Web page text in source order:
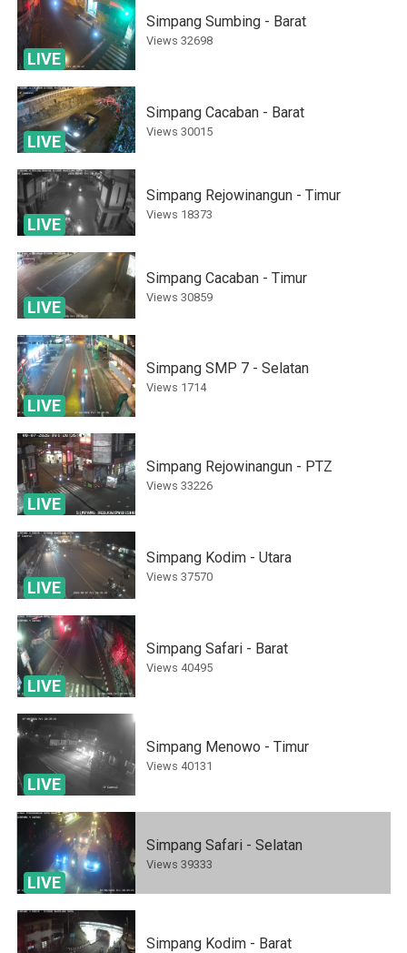
LIVE
Simpang Sumbing - Barat
Views 32698
LIVE
Simpang Cacaban - Barat
Views 30015
LIVE
Simpang Rejowinangun - Timur
Views 18373
LIVE
Simpang Cacaban - Timur
Views 30859
LIVE
Simpang SMP 7 - Selatan
Views 1714
LIVE
Simpang Rejowinangun - PTZ
Views 33226
LIVE
Simpang Kodim - Utara
Views 37570
LIVE
Simpang Safari - Barat
Views 40495
LIVE
Simpang Menowo - Timur
Views 40131
LIVE
Simpang Safari - Selatan
Views 39333
Simpang Kodim - Barat